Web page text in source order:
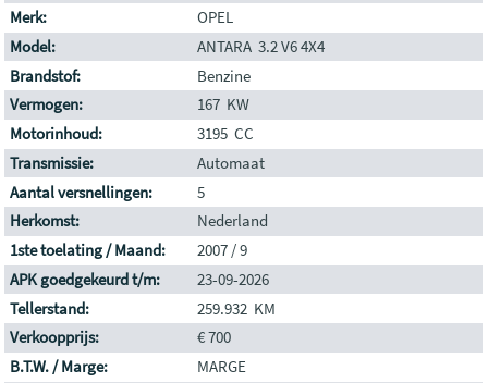
Merk:
OPEL
Model:
ANTARA 3.2 V6 4X4
Brandstof:
Benzine
Vermogen:
167 KW
Motorinhoud:
3195 CC
Transmissie:
Automaat
Aantal versnellingen:
5
Herkomst:
Nederland
1ste toelating / Maand:
2007 / 9
APK goedgekeurd t/m:
23-09-2026
Tellerstand:
259.932 KM
Verkoopprijs:
€ 700
B.T.W. / Marge:
MARGE